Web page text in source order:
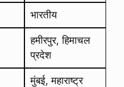
भारतीय
हमीरपुर, हिमाचल
प्रदेश
मुंबई, महाराष्ट्र